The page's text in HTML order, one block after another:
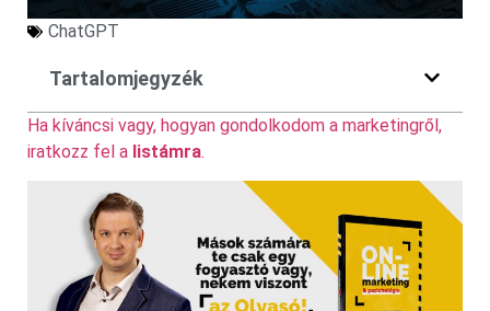
ChatGPT
Tartalomjegyzék
Ha kíváncsi vagy, hogyan gondolkodom a marketingről,
iratkozz fel a listámra.